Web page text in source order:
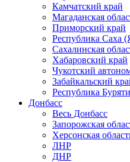
Камчатский край
Магаданская
Приморский край
Республика Саха
Сахалинская
Хабаровский край
Чукотский
Забайкальский
Республика
Донбасс
Весь Донбасс
Запорожская
Херсонская
ЛНР
ДНР